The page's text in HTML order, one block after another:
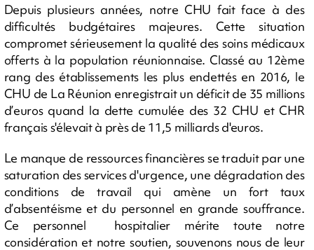
Depuis plusieurs années, notre CHU fait face à des
difficultés budgétaires majeures. Cette situation
compromet sérieusement la qualité des soins médicaux
offerts à la population réunionnaise. Classé au 12ème
rang des établissements les plus endettés en 2016, le
CHU de La Réunion enregistrait un déficit de 35 millions
d’euros quand la dette cumulée des 32 CHU et CHR
français s'élevait à près de 11,5 milliards d'euros.
Le manque de ressources financières se traduit par une
saturation des services d'urgence, une dégradation des
conditions de travail qui amène un fort taux
d’absentéisme et du personnel en grande souffrance.
Ce personnel hospitalier mérite toute notre
considération et notre soutien, souvenons nous de leur